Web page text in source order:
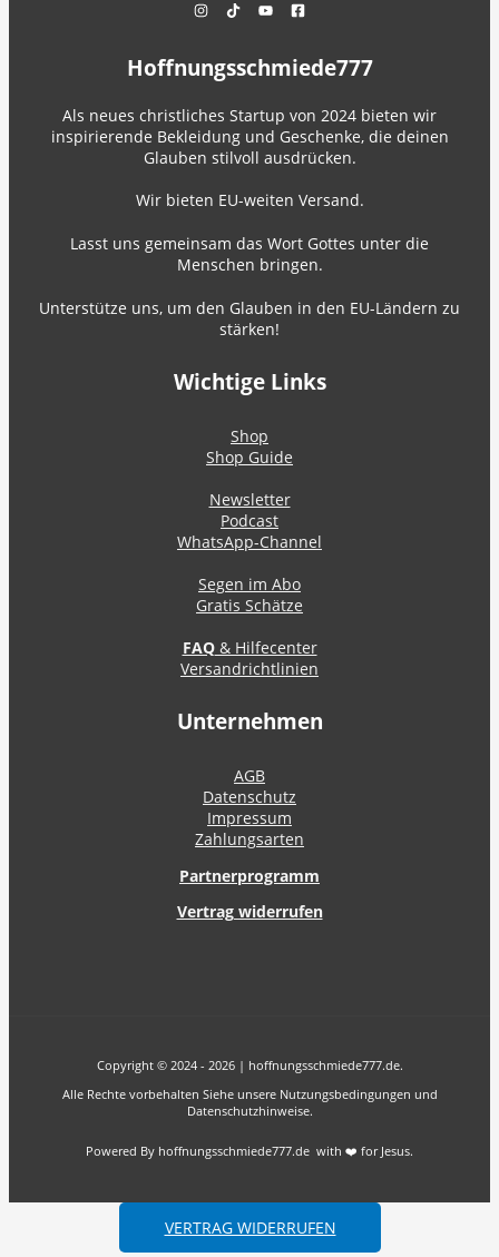
Hoffnungsschmiede777
Als neues christliches Startup von 2024 bieten wir
inspirierende Bekleidung und Geschenke, die deinen
Glauben stilvoll ausdrücken.
Wir bieten EU-weiten Versand.
Lasst uns gemeinsam das Wort Gottes unter die
Menschen bringen.
Unterstütze uns, um den Glauben in den EU-Ländern zu
stärken!
Wichtige Links
Shop
Shop Guide
Newsletter
Podcast
WhatsApp-Channel
Segen im Abo
Gratis Schätze
FAQ& Hilfecenter
Versandrichtlinien
Unternehmen
AGB
Datenschutz
Impressum
Zahlungsarten
Partnerprogramm
Vertrag widerrufen
Copyright © 2024 - 2026 | hoffnungsschmiede777.de.
Alle Rechte vorbehalten Siehe unsere Nutzungsbedingungen und
Datenschutzhinweise.
Powered By hoffnungsschmiede777.de with ❤️ for Jesus.
VERTRAG WIDERRUFEN